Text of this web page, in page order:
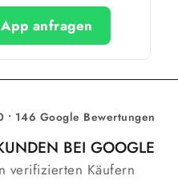
anfragen
146 Google Bewertungen
BEI GOOGLE
verifizierten Käufern